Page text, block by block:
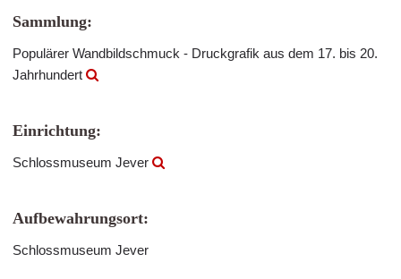
Sammlung:
Populärer Wandbildschmuck - Druckgrafik aus dem 17. bis 20.
Jahrhundert
Einrichtung:
Schlossmuseum Jever
Aufbewahrungsort:
Schlossmuseum Jever